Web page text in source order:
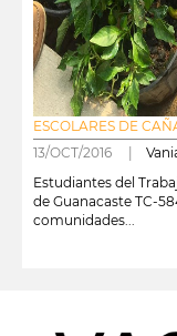
ESCOLARES DE
13/OCT/2016 |
Estudiantes del
de Guanacaste TC-
comunidades...